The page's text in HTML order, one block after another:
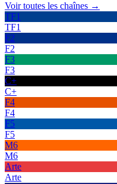
Voir toutes les chaînes →
TF1
TF1
F2
F2
F3
F3
C+
C+
F4
F4
F5
F5
M6
M6
Arte
Arte